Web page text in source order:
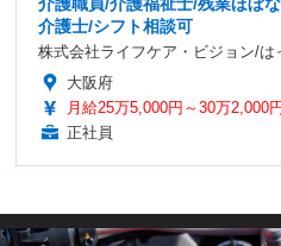
介護士/シフト相談可
株式会社ライフケア・ビジョン/は
大阪府
月給25万5,000円～30万2,000円
正社員